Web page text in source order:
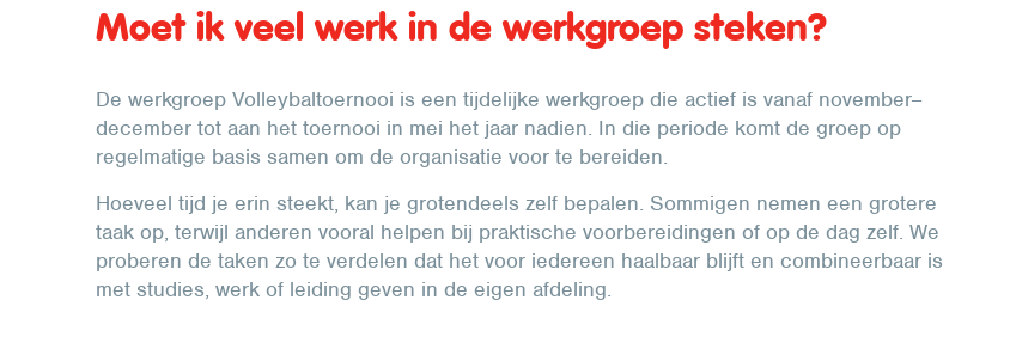
Moet ik veel werk in de werkgroep steken?
De werkgroep Volleybaltoernooi is een tijdelijke werkgroep die actief is vanaf november–
december tot aan het toernooi in mei het jaar nadien. In die periode komt de groep op
regelmatige basis samen om de organisatie voor te bereiden.
Hoeveel tijd je erin steekt, kan je grotendeels zelf bepalen. Sommigen nemen een grotere
taak op, terwijl anderen vooral helpen bij praktische voorbereidingen of op de dag zelf. We
proberen de taken zo te verdelen dat het voor iedereen haalbaar blijft en combineerbaar is
met studies, werk of leiding geven in de eigen afdeling.